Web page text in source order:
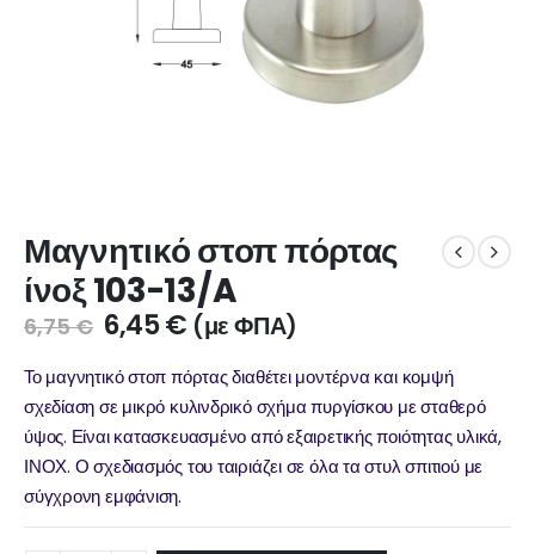
Μαγνητικό στοπ πόρτας
ίνοξ 103-13/A
6,75€ 6,45€ (με ΦΠΑ)
Το μαγνητικό στοπ πόρτας διαθέτει μοντέρνα και κομψή
σχεδίαση σε μικρό κυλινδρικό σχήμα πυργίσκου με σταθερό
ύψος. Είναι κατασκευασμένο από εξαιρετικής ποιότητας υλικά,
ΙΝΟΧ. Ο σχεδιασμός του ταιριάζει σε όλα τα στυλ σπιτιού με
σύγχρονη εμφάνιση.